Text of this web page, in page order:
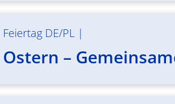
Feiertag DE/PL |
Ostern –